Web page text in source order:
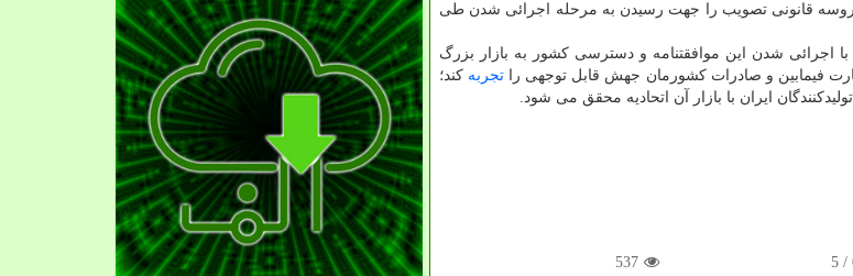
رسید وهم حالا پروسه قانونی تصویب را جهت رسیدن به مرحله اجرائی شدن طی
اجرائی شدن این موافقتنامه و دسترسی کشور به بازار بزرگ
تجربه کند؛
ایران با بازار آن اتحادیه محقق می شود.
/ 5
537